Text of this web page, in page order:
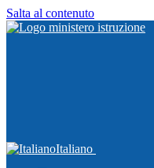
Salta al contenuto
Italiano